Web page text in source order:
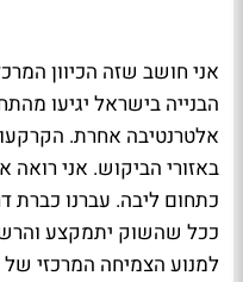
אני חושב שזה הכיוון
הבנייה בישראל יגיעו
אלטרנטיבה אחרת.
באזורי הביקוש. אני
כתחום ליבה. עברנו כברת
ככל שהשוק יתמקצע
למנוע הצמיחה המרכזי של